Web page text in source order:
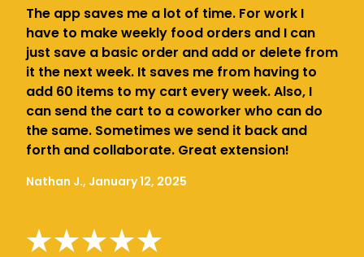
The app saves me a lot of time. For work I
have to make weekly food orders and I can
just save a basic order and add or delete from
it the next week. It saves me from having to
add 60 items to my cart every week. Also, I
can send the cart to a coworker who can do
the same. Sometimes we send it back and
forth and collaborate. Great extension!
Nathan J., January 12, 2025